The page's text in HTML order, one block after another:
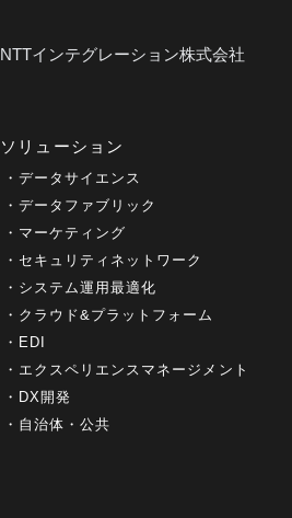
NTTインテグレーション株式会社
ソリューション
データサイエンス
データファブリック
マーケティング
セキュリティネットワーク
システム運用最適化
クラウド&プラットフォーム
EDI
エクスペリエンスマネージメント
DX開発
自治体・公共